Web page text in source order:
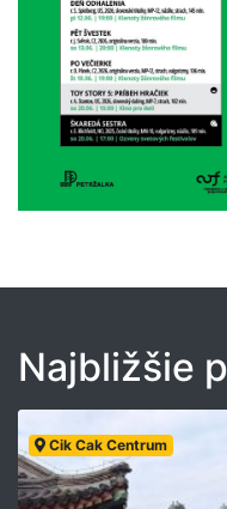
Najbližšie
Cik Cak Centrum